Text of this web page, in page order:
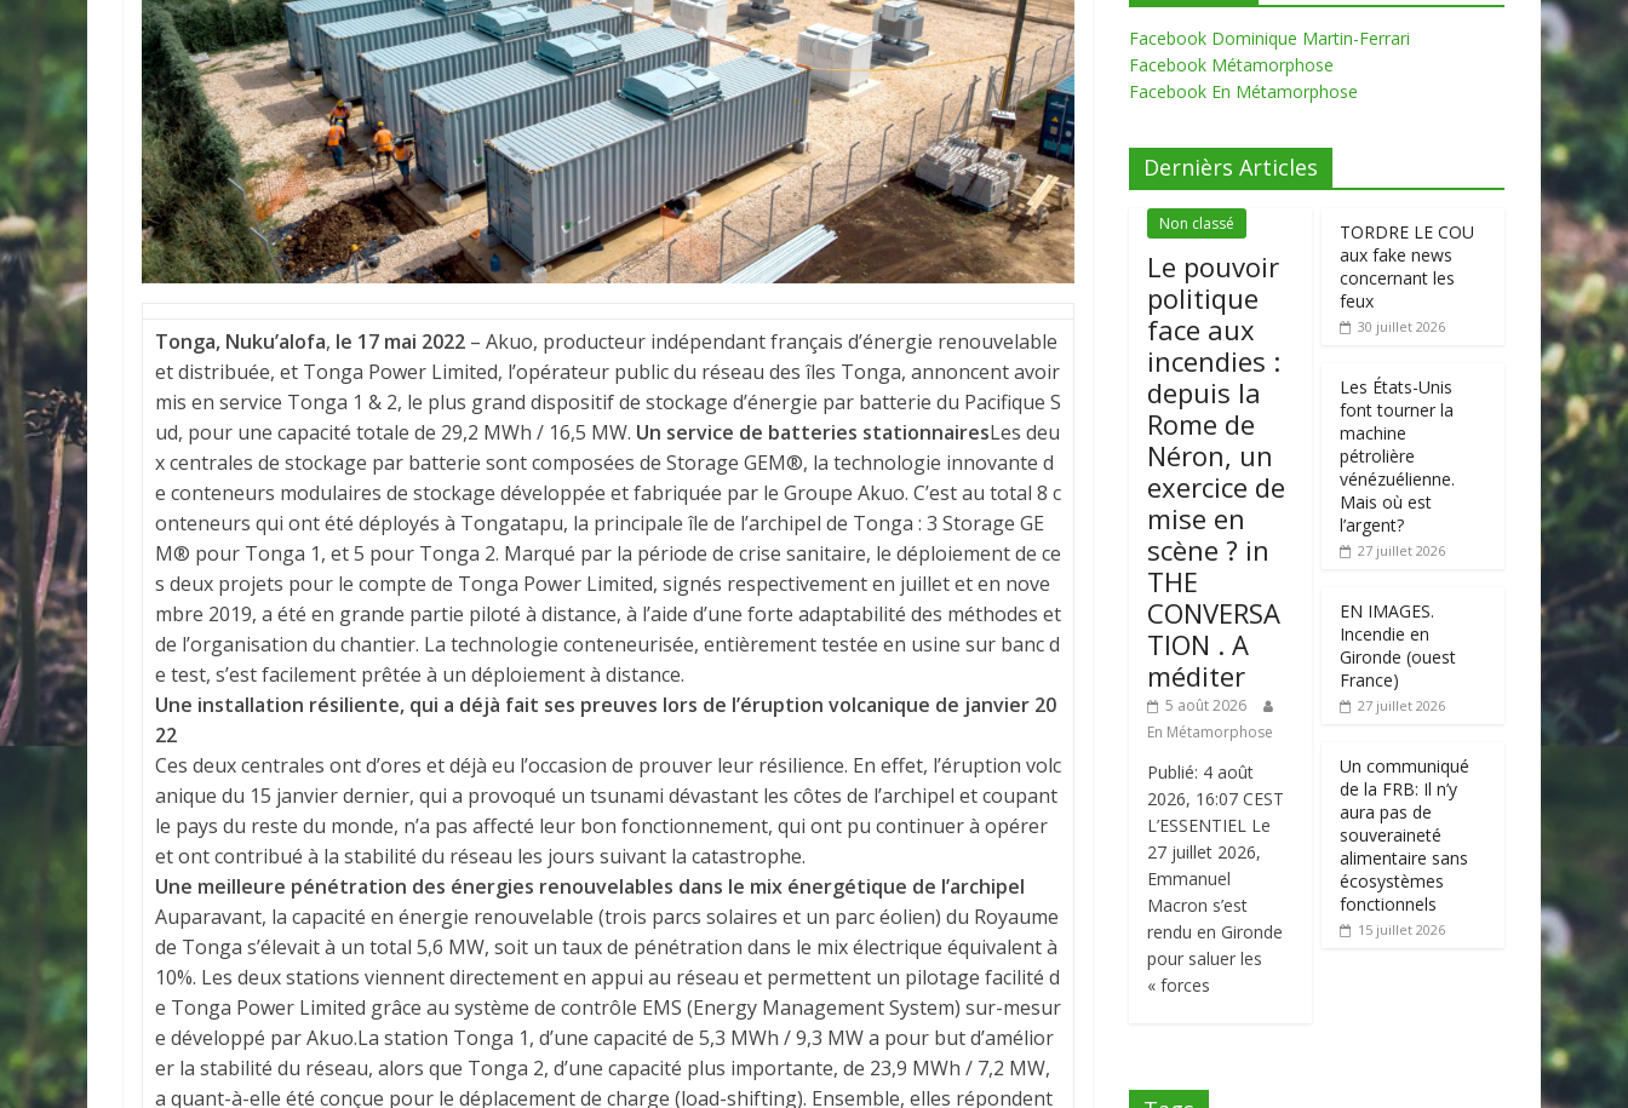
Tonga, Nuku’alofa, le 17 mai 2022 – Akuo, producteur indépendant français d’énergie renouvelable
et distribuée, et Tonga Power Limited, l’opérateur public du réseau des îles Tonga, annoncent avoir
mis en service Tonga 1 & 2, le plus grand dispositif de stockage d’énergie par batterie du Pacifique S
ud, pour une capacité totale de 29,2 MWh / 16,5 MW. Un service de batteries stationnairesLes deu
x centrales de stockage par batterie sont composées de Storage GEM®, la technologie innovante d
e conteneurs modulaires de stockage développée et fabriquée par le Groupe Akuo. C’est au total 8 c
onteneurs qui ont été déployés à Tongatapu, la principale île de l’archipel de Tonga : 3 Storage GE
M® pour Tonga 1, et 5 pour Tonga 2. Marqué par la période de crise sanitaire, le déploiement de ce
s deux projets pour le compte de Tonga Power Limited, signés respectivement en juillet et en nove
mbre 2019, a été en grande partie piloté à distance, à l’aide d’une forte adaptabilité des méthodes et
de l’organisation du chantier. La technologie conteneurisée, entièrement testée en usine sur banc d
e test, s’est facilement prêtée à un déploiement à distance.
Une installation résiliente, qui a déjà fait ses preuves lors de l’éruption volcanique de janvier 20
22
Ces deux centrales ont d’ores et déjà eu l’occasion de prouver leur résilience. En effet, l’éruption volc
anique du 15 janvier dernier, qui a provoqué un tsunami dévastant les côtes de l’archipel et coupant
le pays du reste du monde, n’a pas affecté leur bon fonctionnement, qui ont pu continuer à opérer
et ont contribué à la stabilité du réseau les jours suivant la catastrophe.
Une meilleure pénétration des énergies renouvelables dans le mix énergétique de l’archipel
Auparavant, la capacité en énergie renouvelable (trois parcs solaires et un parc éolien) du Royaume
de Tonga s’élevait à un total 5,6 MW, soit un taux de pénétration dans le mix électrique équivalent à
10%. Les deux stations viennent directement en appui au réseau et permettent un pilotage facilité d
e Tonga Power Limited grâce au système de contrôle EMS (Energy Management System) sur-mesur
e développé par Akuo.La station Tonga 1, d’une capacité de 5,3 MWh / 9,3 MW a pour but d’amélior
er la stabilité du réseau, alors que Tonga 2, d’une capacité plus importante, de 23,9 MWh / 7,2 MW,
a quant-à-elle été conçue pour le déplacement de charge (load-shifting). Ensemble, elles répondent
Facebook Dominique Martin-Ferrari
Facebook Métamorphose
Facebook En Métamorphose
Dernièrs Articles
Non classé
Le pouvoir
politique
face aux
incendies :
depuis la
Rome de
Néron, un
exercice de
mise en
scène ? in
THE
CONVERSA
TION . A
méditer
5 août 2026
En Métamorphose
Publié: 4 août
2026, 16:07 CEST
L’ESSENTIEL Le
27 juillet 2026,
Emmanuel
Macron s’est
rendu en Gironde
pour saluer les
« forces
TORDRE LE COU
aux fake news
concernant les
feux
30 juillet 2026
Les États-Unis
font tourner la
machine
pétrolière
vénézuélienne.
Mais où est
l’argent?
27 juillet 2026
EN IMAGES.
Incendie en
Gironde (ouest
France)
27 juillet 2026
Un communiqué
de la FRB: Il n’y
aura pas de
souveraineté
alimentaire sans
écosystèmes
fonctionnels
15 juillet 2026